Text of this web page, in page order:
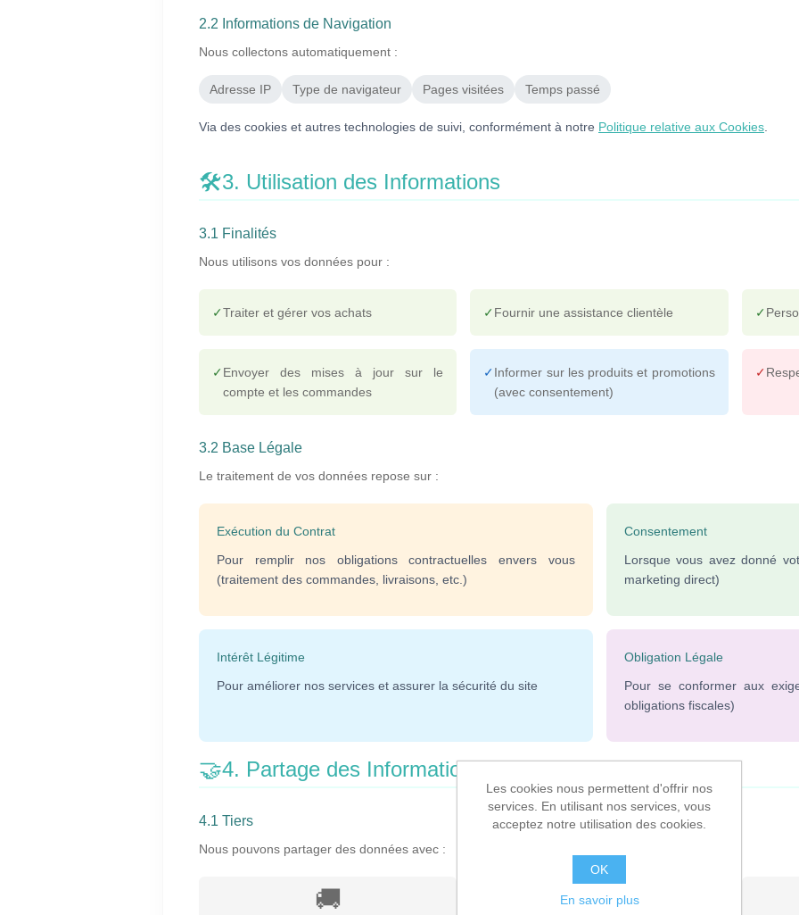
2.2 Informations de Navigation
Nous collectons automatiquement :
Adresse IP Type de navigateur Pages visitées Temps passé
Via des cookies et autres technologies de suivi, conformément à notre Politique relative aux Cookies
🛠️3. Utilisation des Informations
3.1 Finalités
Nous utilisons vos données pour :
✓Traiter et gérer vos achats ✓Fournir une assistance clientèle ✓
✓Envoyer des mises à jour sur le
compte et les commandes
✓Informer sur les produits et promotions
(avec consentement)
✓
3.2 Base Légale
Le traitement de vos données repose sur :
Exécution du Contrat
Pour remplir nos obligations contractuelles envers vous
(traitement des commandes, livraisons, etc.)
Consentement
Lorsque vous avez donné
marketing direct)
Intérêt Légitime
Pour améliorer nos services et assurer la sécurité du site
Obligation Légale
Pour se conformer aux
obligations fiscales)
🤝4. Partage des Informations
4.1 Tiers
Nous pouvons partager des données avec :
🚚 💳
Les cookies nous permettent d'offrir nos
services. En utilisant nos services, vous
acceptez notre utilisation des cookies.
OK
En savoir plus